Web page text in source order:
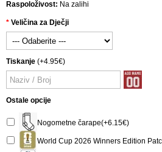
Raspoloživost: Na zalihi
Veličina za Dječji
Tiskanje (+4.95€)
Ostale opcije
Nogometne čarape(+6.15€)
World Cup 2026 Winners Edition